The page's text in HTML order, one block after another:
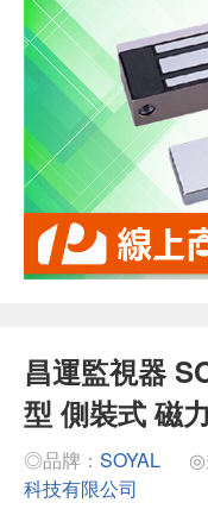
昌運監視器
型 側裝式 磁
◎品牌： SOYAL ◎
科技有限公司